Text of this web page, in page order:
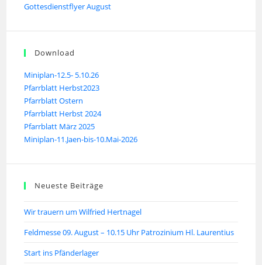
Gottesdienstflyer August
Download
Miniplan-12.5- 5.10.26
Pfarrblatt Herbst2023
Pfarrblatt Ostern
Pfarrblatt Herbst 2024
Pfarrblatt März 2025
Miniplan-11.Jaen-bis-10.Mai-2026
Neueste Beiträge
Wir trauern um Wilfried Hertnagel
Feldmesse 09. August – 10.15 Uhr Patrozinium Hl. Laurentius
Start ins Pfänderlager